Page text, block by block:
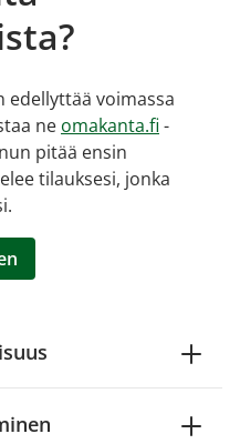
edellyttää voimassa
ne omakanta.fi -
pitää ensin
tilauksesi, jonka